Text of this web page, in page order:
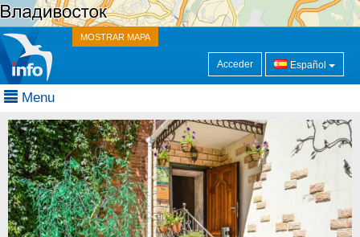
MOSTRAR MAPA
Acceder Español
Menu